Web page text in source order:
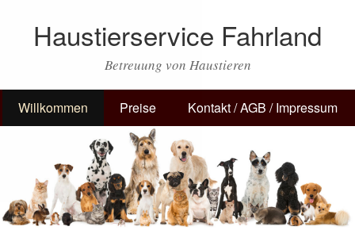
Haustierservice Fahrland
Betreuung von Haustieren
Willkommen Preise Kontakt / AGB / Impressum